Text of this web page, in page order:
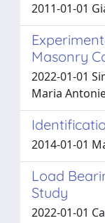
2011-01-01
Masonry
2022-01-01
Maria
2014-01-01
Load
Study
2022-01-01